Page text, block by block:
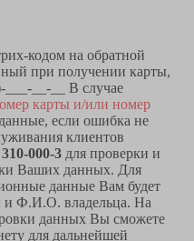
кодом на обратной
при получении карты,
___-__-__ В случае
карты и/или номер
если ошибка не
клиентов
310-000-3 для проверки и
Ваших данных. Для
данные Вам будет
и Ф.И.О. владельца. На
данных Вы сможете
для дальнейшей